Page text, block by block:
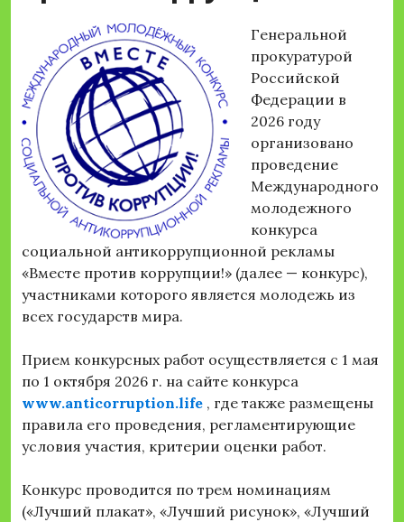
Генеральной
прокуратурой
Российской
Федерации в
2026 году
организовано
проведение
Международного
молодежного
конкурса
социальной антикоррупционной рекламы
«Вместе против коррупции!» (далее — конкурс),
участниками которого является молодежь из
всех государств мира.
Прием конкурсных работ осуществляется с 1 мая
по 1 октября 2026 г. на сайте конкурса
www.anticorruption.life , где также размещены
правила его проведения, регламентирующие
условия участия, критерии оценки работ.
Конкурс проводится по трем номинациям
(«Лучший плакат», «Лучший рисунок», «Лучший